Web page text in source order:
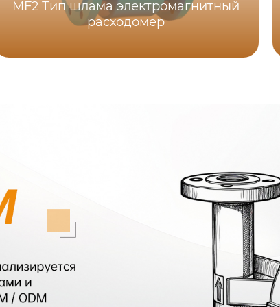
MF2 Тип шлама электромагнитный
расходомер